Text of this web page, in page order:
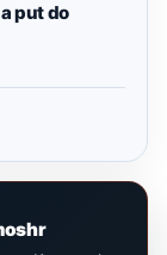
put do